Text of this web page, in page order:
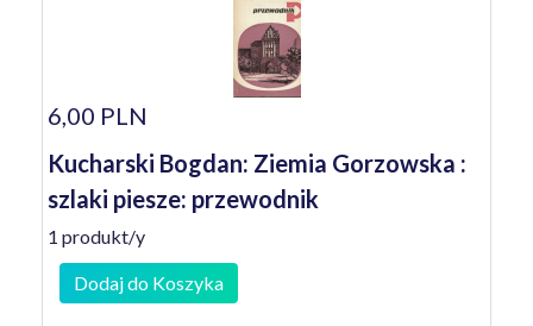
6,00 PLN
Kucharski Bogdan: Ziemia Gorzowska :
szlaki piesze: przewodnik
1 produkt/y
Dodaj do Koszyka